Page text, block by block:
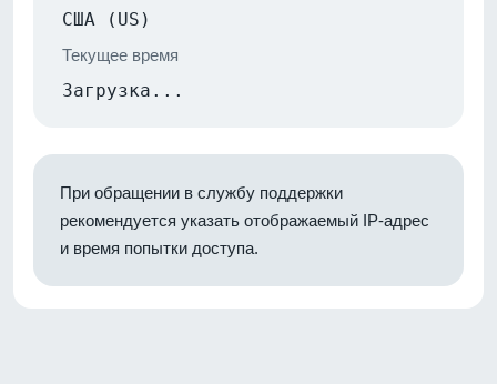
США (US)
Текущее время
Загрузка...
При обращении в службу поддержки
рекомендуется указать отображаемый IP-адрес
и время попытки доступа.